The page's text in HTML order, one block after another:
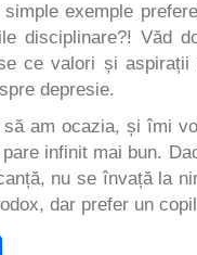
exemple
disciplinare?! Văd
ce valori și aspirații
depresie.
și îmi voi da
infinit mai bun.
nu se învață la
dar prefer un